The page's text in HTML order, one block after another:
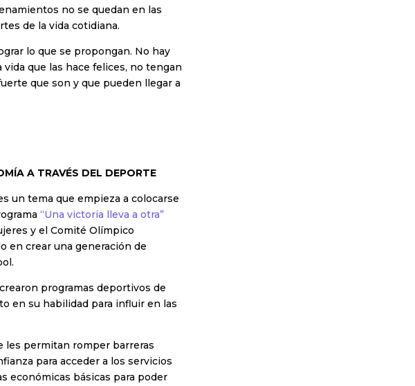
no se quedan en las
de la vida cotidiana.
lo que se propongan. No hay
que las hace felices, no tengan
que son y que pueden llegar a
A TRAVÉS DEL DEPORTE
un tema que empieza a colocarse
“Una victoria lleva a otra”
y el Comité Olímpico
en crear una generación de
programas deportivos de
en su habilidad para influir en las
les permitan romper barreras
para acceder a los servicios
económicas básicas para poder